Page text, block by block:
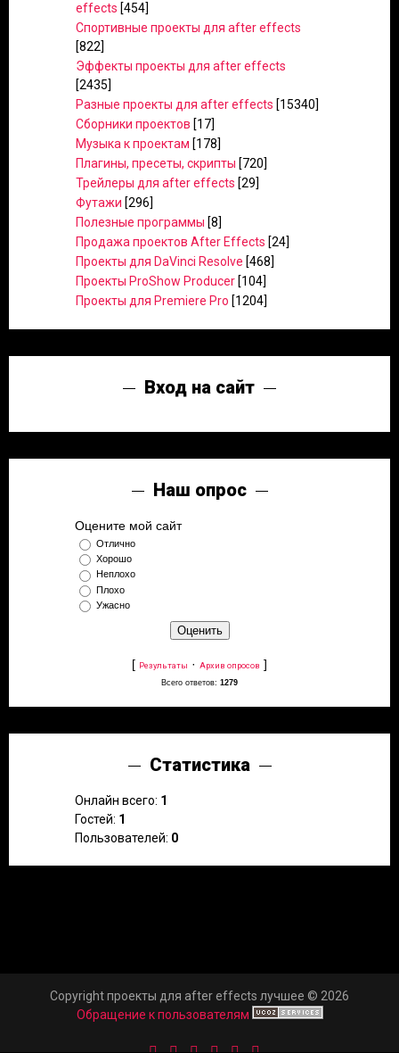
effects [454]
Спортивные проекты для after effects
[822]
Эффекты проекты для after effects
[2435]
Разные проекты для after effects [15340]
Сборники проектов [17]
Музыка к проектам [178]
Плагины, пресеты, скрипты [720]
Трейлеры для after effects [29]
Футажи [296]
Полезные программы [8]
Продажа проектов After Effects [24]
Проекты для DaVinci Resolve [468]
Проекты ProShow Producer [104]
Проекты для Premiere Pro [1204]
Вход на сайт
Наш опрос
Оцените мой сайт
Отлично
Хорошо
Неплохо
Плохо
Ужасно
[ Результаты · Архив опросов ]
Всего ответов: 1279
Статистика
Онлайн всего: 1
Гостей: 1
Пользователей: 0
Copyright проекты для after effects лучшее © 2026
Обращение к пользователям